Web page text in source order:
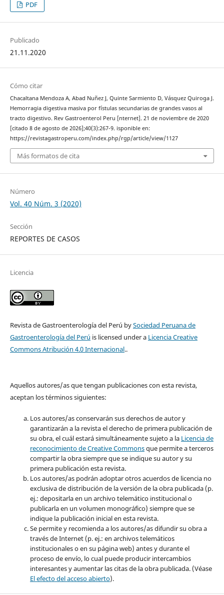
PDF
Publicado
21.11.2020
Cómo citar
Chacaltana Mendoza A, Abad Nuñez J, Quinte Sarmiento D, Vásquez Quiroga J.
Hemorragia digestiva masiva por fístulas secundarias de grandes vasos al
tracto digestivo. Rev Gastroenterol Peru [nternet]. 21 de noviembre de 2020
[citado 8 de agosto de 2026];40(3):267-9. isponible en:
https://revistagastroperu.com/index.php/rgp/article/view/1127
Más formatos de cita
Número
Vol. 40 Núm. 3 (2020)
Sección
REPORTES DE CASOS
Licencia
Revista de Gastroenterología del Perú bySociedad Peruana de
Gastroenterología del Perú is licensed under a Licencia Creative
Commons Atribución 4.0 Internacional..
Aquellos autores/as que tengan publicaciones con esta revista,
aceptan los términos siguientes:
Los autores/as conservarán sus derechos de autor y
garantizarán a la revista el derecho de primera publicación de
su obra, el cuál estará simultáneamente sujeto a la Licencia de
reconocimiento de Creative Commonsque permite a terceros
compartir la obra siempre que se indique su autor y su
primera publicación esta revista.
Los autores/as podrán adoptar otros acuerdos de licencia no
exclusiva de distribución de la versión de la obra publicada (p.
ej.: depositarla en un archivo telemático institucional o
publicarla en un volumen monográfico) siempre que se
indique la publicación inicial en esta revista.
Se permite y recomienda a los autores/as difundir su obra a
través de Internet (p. ej.: en archivos telemáticos
institucionales o en su página web) antes y durante el
proceso de envío, lo cual puede producir intercambios
interesantes y aumentar las citas de la obra publicada. (Véase
El efecto del acceso abierto).